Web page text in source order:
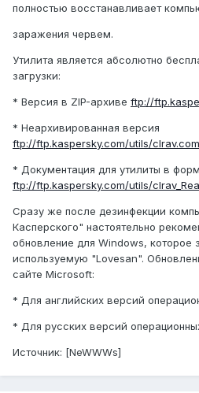
полностью восстанавливает
заражения червем.
Утилита является абсолютно
загрузки:
* Версия в ZIP-архиве ftp://
* Неархивированная версия
ftp://ftp.kaspersky.com/utils/clrav.com
* Документация для утилиты в
ftp://ftp.kaspersky.com/utils/
Сразу же после дезинфекции
Касперского" настоятельно
обновление для Windows, которое
используемую "Lovesan".
сайте Microsoft:
* Для английских версий
* Для русских версий
Источник: [NeWWWs]